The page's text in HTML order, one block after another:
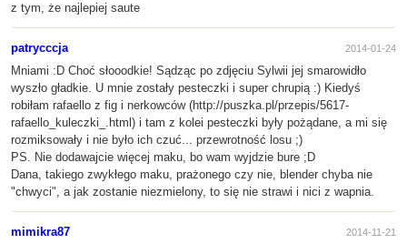
z tym, że najlepiej saute
patrycccja 2014-01-24
Mniami :D Choć słooodkie! Sądząc po zdjęciu Sylwii jej smarowidło
wyszło gładkie. U mnie zostały pesteczki i super chrupią :) Kiedyś
robiłam rafaello z fig i nerkowców (http://puszka.pl/przepis/5617-
rafaello_kuleczki_.html) i tam z kolei pesteczki były pożądane, a mi się
rozmiksowały i nie było ich czuć... przewrotność losu ;)
PS. Nie dodawajcie więcej maku, bo wam wyjdzie bure ;D
Dana, takiego zwykłego maku, prażonego czy nie, blender chyba nie
"chwyci", a jak zostanie niezmielony, to się nie strawi i nici z wapnia.
mimikra87 2014-11-21